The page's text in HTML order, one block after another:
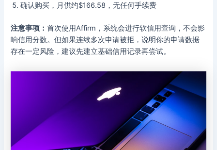
确认购买，月供约$166.58，无任何手续费
注意事项：首次使用Affirm，系统会进行软信用查询，不会影
响信用分数。但如果连续多次申请被拒，说明你的申请数据
存在一定风险，建议先建立基础信用记录再尝试。